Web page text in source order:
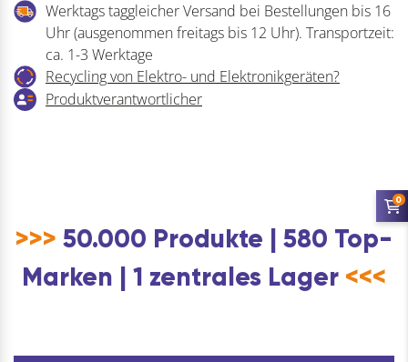
Werktags taggleicher Versand bei Bestellungen bis 16
Uhr (ausgenommen freitags bis 12 Uhr). Transportzeit:
ca. 1-3 Werktage
Recycling von Elektro- und Elektronikgeräten?
Produktverantwortlicher
>>> 50.000 Produkte | 580 Top-
Marken | 1 zentrales Lager <<<
0